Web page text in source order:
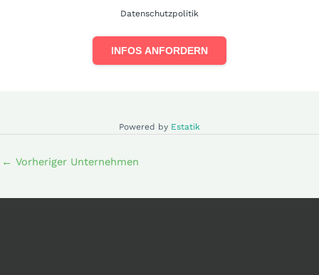
Datenschutzpolitik
INFOS ANFORDERN
Powered by Estatik
← Vorheriger Unternehmen